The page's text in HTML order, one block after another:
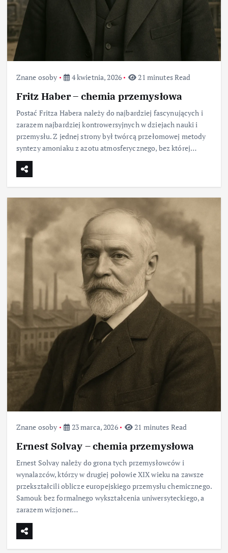
Znane osoby 4 kwietnia, 2026 21 minutes Read
Fritz Haber – chemia przemysłowa
Postać Fritza Habera należy do najbardziej fascynujących i
zarazem najbardziej kontrowersyjnych w dziejach nauki i
przemysłu. Z jednej strony był twórcą przełomowej metody
syntezy amoniaku z azotu atmosferycznego, bez której…
Znane osoby 23 marca, 2026 21 minutes Read
Ernest Solvay – chemia przemysłowa
Ernest Solvay należy do grona tych przemysłowców i
wynalazców, którzy w drugiej połowie XIX wieku na zawsze
przekształcili oblicze europejskiego przemysłu chemicznego.
Samouk bez formalnego wykształcenia uniwersyteckiego, a
zarazem wizjoner…